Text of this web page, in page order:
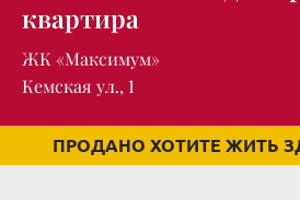
квартира
ЖК «Максимум»
Кемская ул., 1
ПРОДАНО ХОТИТЕ ЖИТЬ